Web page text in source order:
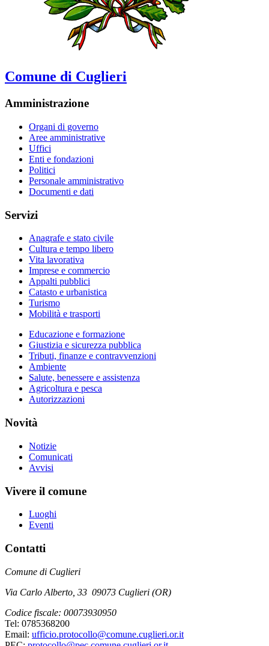
Comune di Cuglieri
Amministrazione
Organi di governo
Aree amministrative
Uffici
Enti e fondazioni
Politici
Personale amministrativo
Documenti e dati
Servizi
Anagrafe e stato civile
Cultura e tempo libero
Vita lavorativa
Imprese e commercio
Appalti pubblici
Catasto e urbanistica
Turismo
Mobilità e trasporti
Educazione e formazione
Giustizia e sicurezza pubblica
Tributi, finanze e contravvenzioni
Ambiente
Salute, benessere e assistenza
Agricoltura e pesca
Autorizzazioni
Novità
Notizie
Comunicati
Avvisi
Vivere il comune
Luoghi
Eventi
Contatti
Comune di Cuglieri
Via Carlo Alberto, 33 09073 Cuglieri (OR)
Codice fiscale: 00073930950
Tel: 0785368200
Email: ufficio.protocollo@comune.cuglieri.or.it